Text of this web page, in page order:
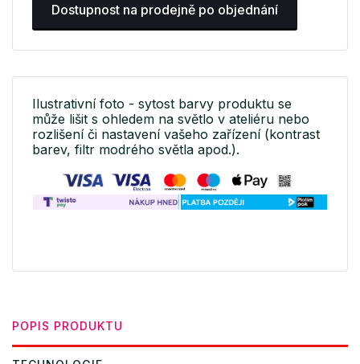
Dostupnost na prodejně po objednání
Ilustrativní foto - sytost barvy produktu se
může lišit s ohledem na světlo v ateliéru nebo
rozlišení či nastavení vašeho zařízení (kontrast
barev, filtr modrého světla apod.).
POPIS PRODUKTU